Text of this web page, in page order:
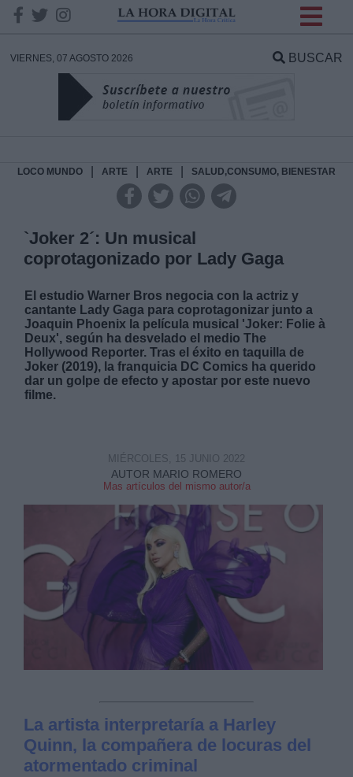
VIERNES, 07 AGOSTO 2026 BUSCAR
LOCO MUNDO ARTE ARTE SALUD,CONSUMO, BIENESTAR
`Joker 2´: Un musical
coprotagonizado por Lady Gaga
El estudio Warner Bros negocia con la actriz y
cantante Lady Gaga para coprotagonizar junto a
Joaquin Phoenix la película musical 'Joker: Folie à
Deux', según ha desvelado el medio The
Hollywood Reporter. Tras el éxito en taquilla de
Joker (2019), la franquicia DC Comics ha querido
dar un golpe de efecto y apostar por este nuevo
filme.
AUTOR MARIO ROMERO
Mas artículos del mismo autor/a
MIÉRCOLES, 15 JUNIO 2022
La artista interpretaría a Harley
Quinn, la compañera de locuras del
atormentado criminal
DATOS
Responsable:
Destinatarios:
Información adicional